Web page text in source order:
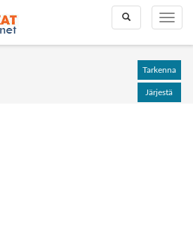
Toggle
Toggle
search
Tarkenna
Järjestä